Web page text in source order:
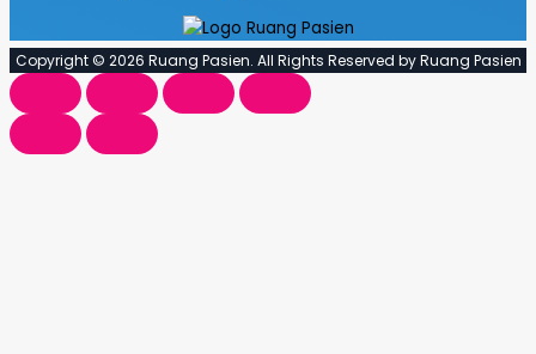
Copyright © 2026 Ruang Pasien. All Rights Reserved by Ruang Pasien